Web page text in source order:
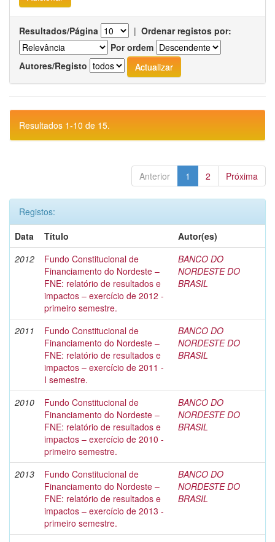
Resultados/Página | Ordenar registos por:
Por ordem
Autores/Registo
Resultados 1-10 de 15.
Anterior 1 2 Próxima
Registos:
Data
Título
Autor(es)
2012
Fundo Constitucional de
Financiamento do Nordeste –
FNE: relatório de resultados e
impactos – exercício de 2012 -
primeiro semestre.
BANCO DO
NORDESTE DO
BRASIL
2011
Fundo Constitucional de
Financiamento do Nordeste –
FNE: relatório de resultados e
impactos – exercício de 2011 -
I semestre.
BANCO DO
NORDESTE DO
BRASIL
2010
Fundo Constitucional de
Financiamento do Nordeste –
FNE: relatório de resultados e
impactos – exercício de 2010 -
primeiro semestre.
BANCO DO
NORDESTE DO
BRASIL
2013
Fundo Constitucional de
Financiamento do Nordeste –
FNE: relatório de resultados e
impactos – exercício de 2013 -
primeiro semestre.
BANCO DO
NORDESTE DO
BRASIL